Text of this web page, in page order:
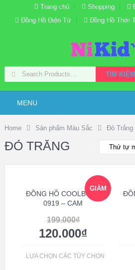
Trang chủ Shopping
Đồng Hồ Điện Tử
Đồng Hồ Thời
TÌM KIẾM
MENU
Home Sản phẩm Màu Sắc Đỏ Trắng
ĐỎ TRẮNG
GIẢM
ĐỒNG HỒ COOLBOSS
0919 – CAM
199.000₫
120.000₫
LỰA CHỌN CÁC TÙY CHỌN